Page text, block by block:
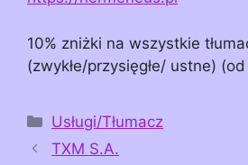
10% zniżki na wszystkie
(zwykłe/przysięgłe/ ustne)
Kategorie
Usługi/Tłumacz
TXM S.A.